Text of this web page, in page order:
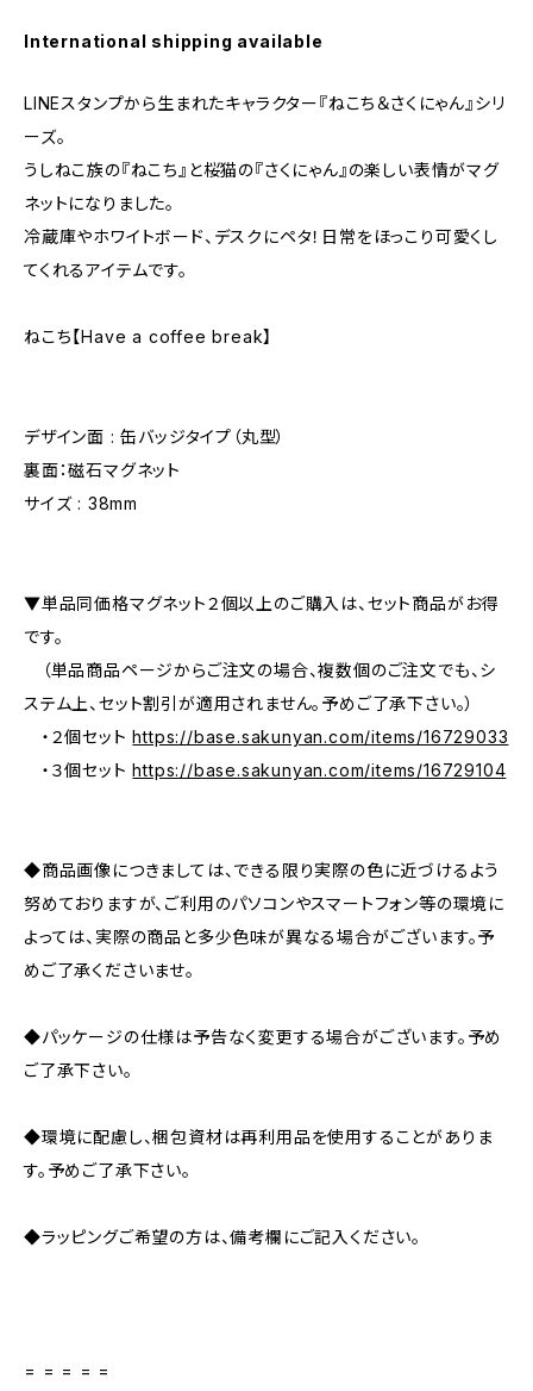
International shipping available
LINEスタンプから生まれたキャラクター『ねこち＆さくにゃん』シリ
ーズ。
うしねこ族の『ねこち』と桜猫の『さくにゃん』の楽しい表情がマグ
ネットになりました。
冷蔵庫やホワイトボード、デスクにペタ！日常をほっこり可愛くし
てくれるアイテムです。
ねこち【Have a coffee break】
デザイン面 : 缶バッジタイプ（丸型）
裏面：磁石マグネット
サイズ : 38mm
▼単品同価格マグネット２個以上のご購入は、セット商品がお得
です。
（単品商品ページからご注文の場合、複数個のご注文でも、シ
ステム上、セット割引が適用されません。予めご了承下さい。）
・２個セットhttps://base.sakunyan.com/items/16729033
・３個セットhttps://base.sakunyan.com/items/16729104
◆商品画像につきましては、できる限り実際の色に近づけるよう
努めておりますが、ご利用のパソコンやスマートフォン等の環境に
よっては、実際の商品と多少色味が異なる場合がございます。予
めご了承くださいませ。
◆パッケージの仕様は予告なく変更する場合がございます。予め
ご了承下さい。
◆環境に配慮し、梱包資材は再利用品を使用することがありま
す。予めご了承下さい。
◆ラッピングご希望の方は、備考欄にご記入ください。
= = = = =